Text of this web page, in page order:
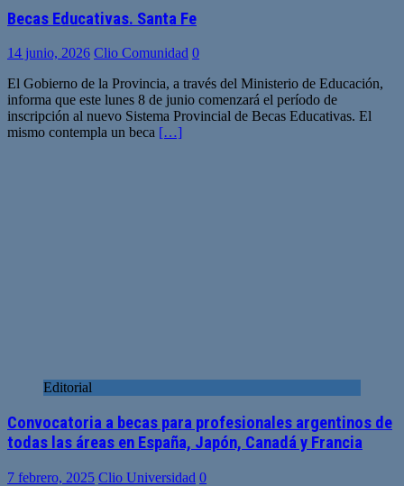
Becas Educativas. Santa Fe
14 junio, 2026 Clio Comunidad 0
El Gobierno de la Provincia, a través del Ministerio de Educación,
informa que este lunes 8 de junio comenzará el período de
inscripción al nuevo Sistema Provincial de Becas Educativas. El
mismo contempla un beca […]
Editorial
Convocatoria a becas para profesionales argentinos de
todas las áreas en España, Japón, Canadá y Francia
7 febrero, 2025 Clio Universidad 0